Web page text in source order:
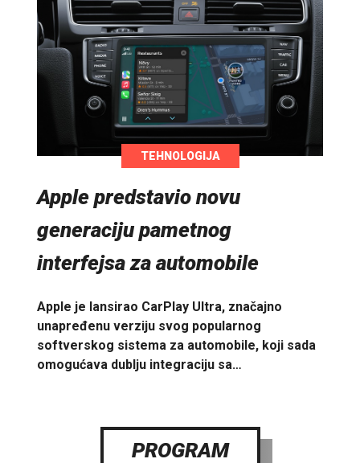
TEHNOLOGIJA
Apple predstavio novu
generaciju pametnog
interfejsa za automobile
Apple je lansirao CarPlay Ultra, značajno
unapređenu verziju svog popularnog
softverskog sistema za automobile, koji sada
omogućava dublju integraciju sa…
PROGRAM